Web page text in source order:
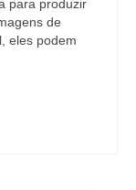
para produzir
de
eles podem